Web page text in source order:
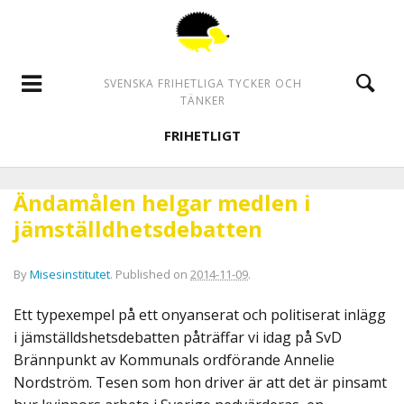
SVENSKA FRIHETLIGA TYCKER OCH
TÄNKER
FRIHETLIGT
Ändamålen helgar medlen i
jämställdhetsdebatten
ByMisesinstitutet. Published on 2014-11-09.
Ett typexempel på ett onyanserat och politiserat inlägg
i jämställdshetsdebatten påträffar vi idag på SvD
Brännpunkt av Kommunals ordförande Annelie
Nordström. Tesen som hon driver är att det är pinsamt